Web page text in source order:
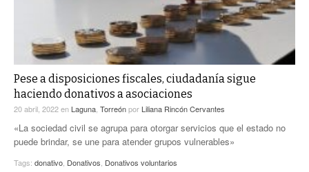
Pese a disposiciones fiscales, ciudadanía sigue
haciendo donativos a asociaciones
20 abril, 2022en Laguna, Torreónpor Liliana Rincón Cervantes
«La sociedad civil se agrupa para otorgar servicios que el estado no
puede brindar, se une para atender grupos vulnerables»
Tags: donativo, Donativos, Donativos voluntarios